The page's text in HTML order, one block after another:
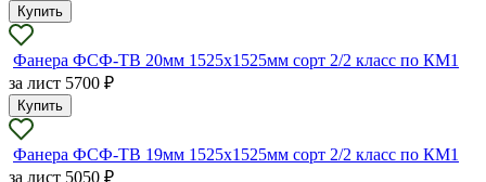
Купить
Фанера ФСФ-ТВ 20мм 1525х1525мм сорт 2/2 класс по КМ1
за лист 5700 ₽
Купить
Фанера ФСФ-ТВ 19мм 1525х1525мм сорт 2/2 класс по КМ1
за лист 5050 ₽